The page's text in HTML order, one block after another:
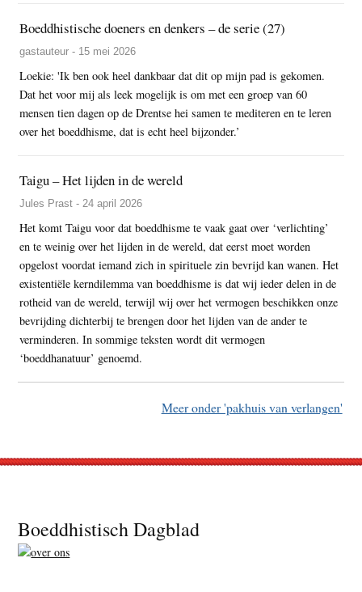
Boeddhistische doeners en denkers – de serie (27)
gastauteur - 15 mei 2026
Loekie: 'Ik ben ook heel dankbaar dat dit op mijn pad is gekomen.
Dat het voor mij als leek mogelijk is om met een groep van 60
mensen tien dagen op de Drentse hei samen te mediteren en te leren
over het boeddhisme, dat is echt heel bijzonder.’
Taigu – Het lijden in de wereld
Jules Prast - 24 april 2026
Het komt Taigu voor dat boeddhisme te vaak gaat over ‘verlichting’
en te weinig over het lijden in de wereld, dat eerst moet worden
opgelost voordat iemand zich in spirituele zin bevrijd kan wanen. Het
existentiële kerndilemma van boeddhisme is dat wij ieder delen in de
rotheid van de wereld, terwijl wij over het vermogen beschikken onze
bevrijding dichterbij te brengen door het lijden van de ander te
verminderen. In sommige teksten wordt dit vermogen
‘boeddhanatuur’ genoemd.
Meer onder 'pakhuis van verlangen'
Footer
Boeddhistisch Dagblad